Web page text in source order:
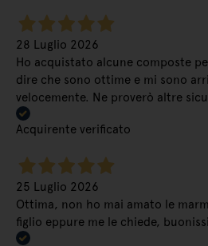
28 Luglio 2026
Ho acquistato alcune composte
dire che sono ottime e mi sono
velocemente. Ne proverò altre
Acquirente verificato
25 Luglio 2026
Ottima, non ho mai amato le
figlio eppure me le chiede,